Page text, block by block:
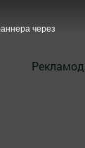
через